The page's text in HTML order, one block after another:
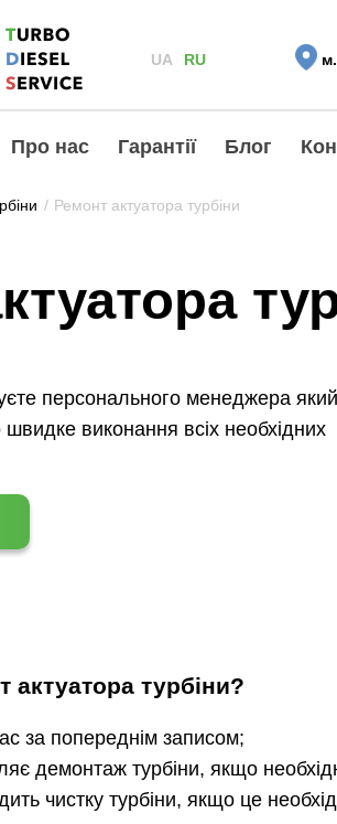
RU
UA
Про нас Гарантії Блог
/ Ремонт актуатора турбіни
персонального менеджера який
виконання всіх необхідних
актуатора турбіни?
за попереднім записом;
демонтаж турбіни, якщо
чистку турбіни, якщо це